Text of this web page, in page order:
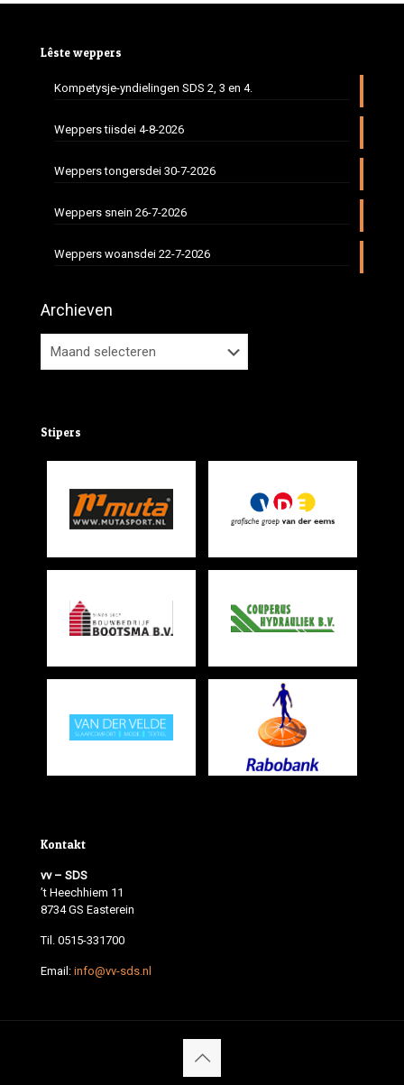
Lêste weppers
Kompetysje-yndielingen SDS 2, 3 en 4.
Weppers tiisdei 4-8-2026
Weppers tongersdei 30-7-2026
Weppers snein 26-7-2026
Weppers woansdei 22-7-2026
Archieven
Stipers
Kontakt
vv – SDS
’t Heechhiem 11
8734 GS Easterein
Til. 0515-331700
Email: info@vv-sds.nl